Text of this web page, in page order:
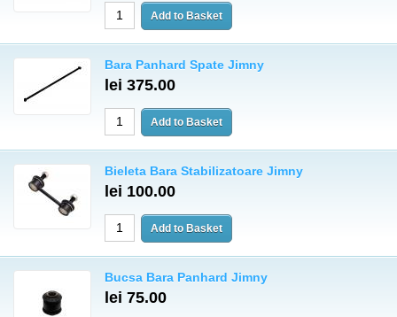
Bara Panhard Spate Jimny
lei 375.00
Bieleta Bara Stabilizatoare Jimny
lei 100.00
Bucsa Bara Panhard Jimny
lei 75.00